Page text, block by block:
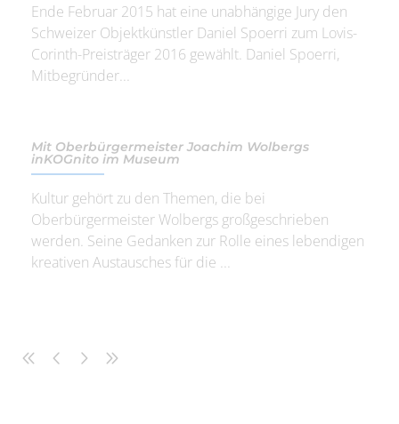
Ende Februar 2015 hat eine unabhängige Jury den
Schweizer Objektkünstler Daniel Spoerri zum Lovis-
Corinth-Preisträger 2016 gewählt. Daniel Spoerri,
Mitbegründer...
Mit Oberbürgermeister Joachim Wolbergs
inKOGnito im Museum
Kultur gehört zu den Themen, die bei
Oberbürgermeister Wolbergs großgeschrieben
werden. Seine Gedanken zur Rolle eines lebendigen
kreativen Austausches für die ...